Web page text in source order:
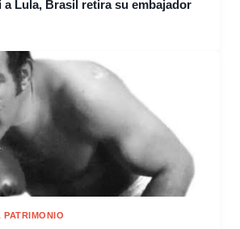
a Lula, Brasil retira su embajador